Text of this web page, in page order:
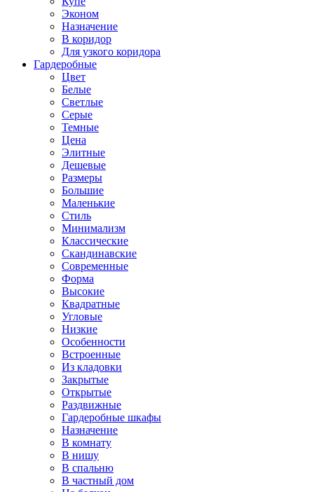
Эконом
Назначение
В коридор
Для узкого коридора
Гардеробные
Цвет
Белые
Светлые
Серые
Темные
Цена
Элитные
Дешевые
Размеры
Большие
Маленькие
Стиль
Минимализм
Классические
Скандинавские
Современные
Форма
Высокие
Квадратные
Угловые
Низкие
Особенности
Встроенные
Из кладовки
Закрытые
Открытые
Раздвижные
Гардеробные шкафы
Назначение
В комнату
В нишу
В спальню
В частный дом